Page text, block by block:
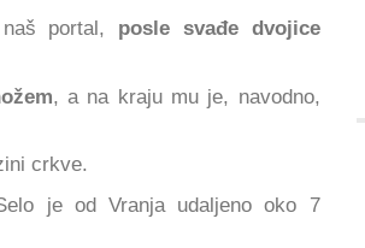
portal, posle svađe dvojice
, a na kraju mu je, navodno,
crkve.
je od Vranja udaljeno oko 7